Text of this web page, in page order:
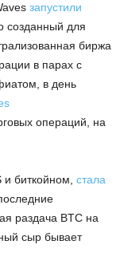
запустили
созданный для
биржа
в парах с
в день
операций, на
и биткойном, стала
раздача BTC на
сыр бывает